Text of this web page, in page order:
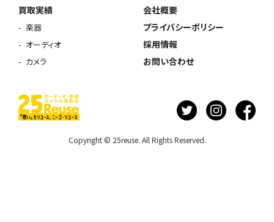
買取実績
楽器
オーディオ
カメラ
会社概要
プライバシーポリシー
採用情報
お問い合わせ
Copyright © 25reuse. All Rights Reserved.